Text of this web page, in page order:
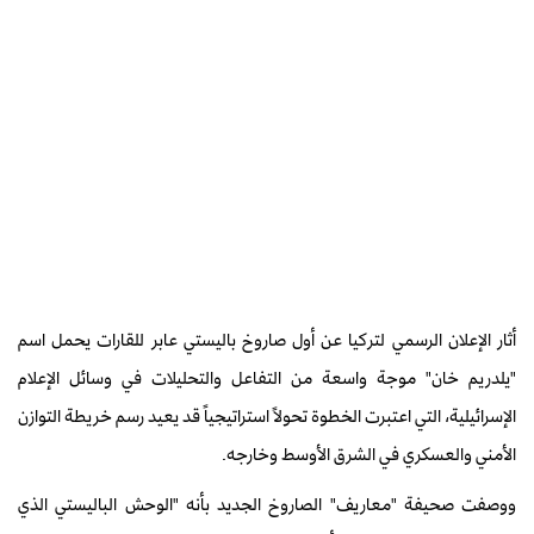
أثار الإعلان الرسمي لتركيا عن أول صاروخ باليستي عابر للقارات يحمل اسم
"يلدريم خان" موجة واسعة من التفاعل والتحليلات في وسائل الإعلام
الإسرائيلية، التي اعتبرت الخطوة تحولاً استراتيجياً قد يعيد رسم خريطة التوازن
الأمني والعسكري في الشرق الأوسط وخارجه.
ووصفت صحيفة "معاريف" الصاروخ الجديد بأنه "الوحش الباليستي الذي